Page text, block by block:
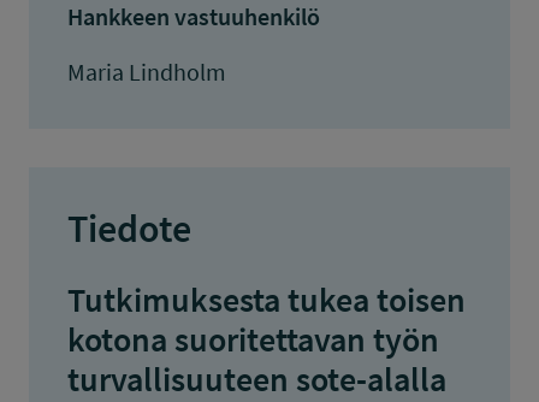
Hankkeen vastuuhenkilö
Maria Lindholm
Tiedote
Tutkimuksesta tukea toisen
kotona suoritettavan työn
turvallisuuteen sote-alalla